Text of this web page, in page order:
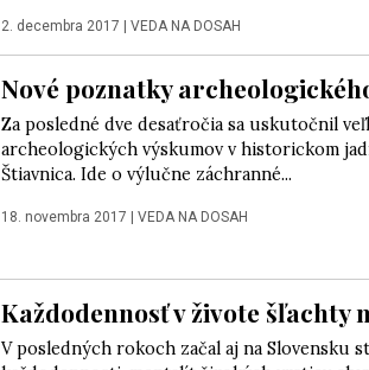
2. decembra 2017 VEDA NA DOSAH
Nové poznatky
Za posledné dve desaťročia sa uskutočnil
archeologických výskumov v historickom
Štiavnica. Ide o výlučne záchranné...
18. novembra 2017 VEDA NA DOSAH
Každodennosť v živote šľachty
V posledných rokoch začal aj na Slovensku